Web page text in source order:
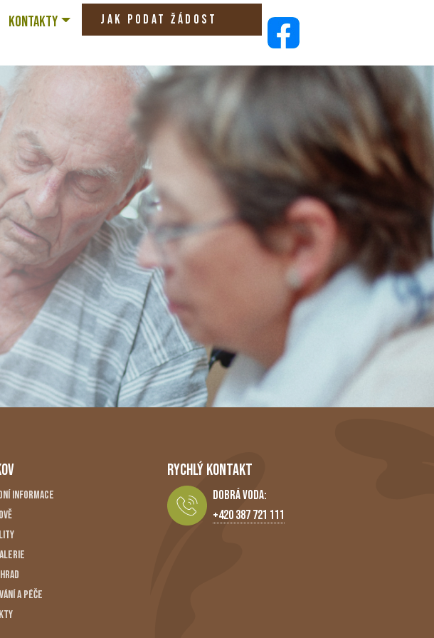
KONTAKTY JAK PODAT ŽÁDOST
informace
a péče
RYCHLÝ KONTAKT
Dobrá Voda:
+420 387 721 111